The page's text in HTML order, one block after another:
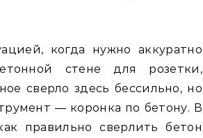
когда нужно аккуратно
стене для розетки,
сверло здесь бессильно, но
— коронка по бетону. В
правильно сверлить бетон